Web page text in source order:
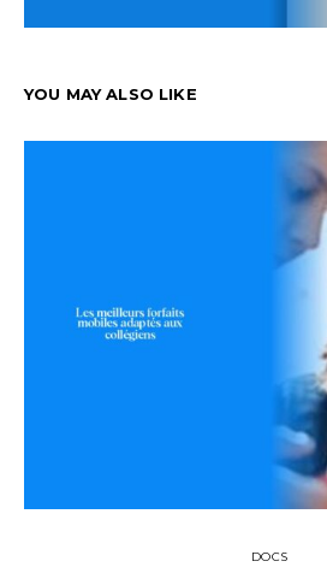
YOU MAY ALSO LIKE
DOCS